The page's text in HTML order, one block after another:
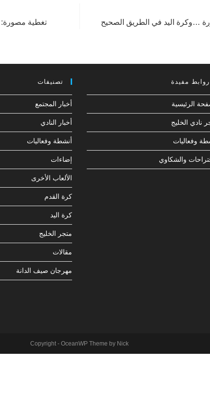
…وكرة اليد في الطريق الصحيح تغطية مصورة:
روابط مفيدة
الرئيسية
نادي الخليج
وفعاليات
والشكاوي
تصنيفات
أخبار المجتمع
أخبار النادي
أنشطة وفعاليات
إضاءات
الألعاب الأخرى
كرة القدم
كرة اليد
متجر الخليج
مقالات
مهرجان صيف الدانة
Copyright - OceanWP Theme by Nick